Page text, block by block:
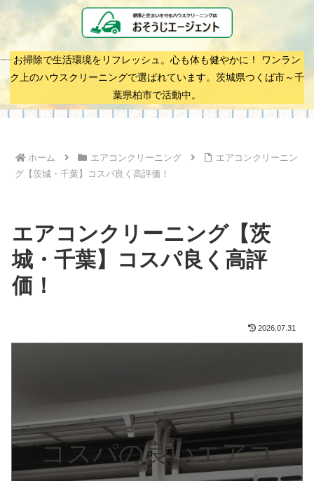
お掃除で生活環境をリフレッシュ。心も体も健やかに！ ワンラン
ク上のハウスクリーニングで選ばれています。茨城県つくば市～千
葉県柏市で活動中。
ホーム エアコンクリーニング
エアコンクリーニン
グ【茨城・千葉】コスパ良く高評価！
エアコンクリーニング【茨
城・千葉】コスパ良く高評
価！
2026.07.31
コスパの良いエアコ